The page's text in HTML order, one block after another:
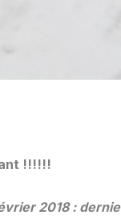
!!!!!!
2018 :